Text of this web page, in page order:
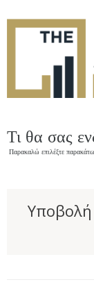
Τι θα σας
Παρακαλώ επιλέξτε